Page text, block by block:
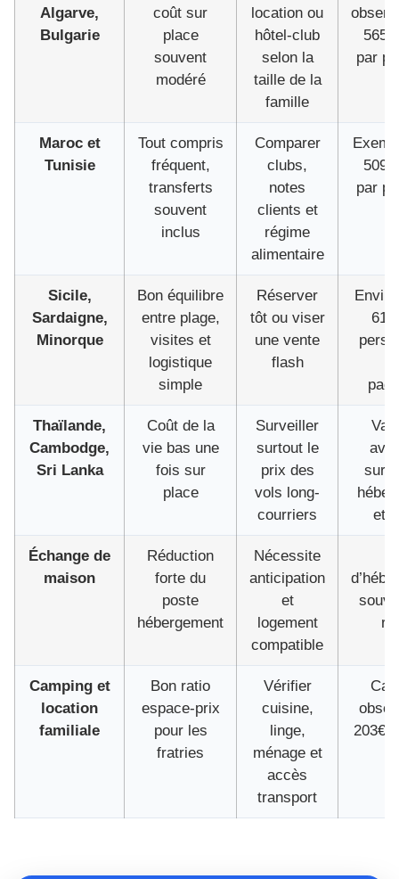
Algarve,
Bulgarie
coût sur
place
souvent
modéré
location ou
hôtel-club
selon la
taille de la
famille
565
par
Maroc et
Tunisie
Tout compris
fréquent,
transferts
souvent
inclus
Comparer
clubs,
notes
clients et
régime
alimentaire
509
par
Sicile,
Sardaigne,
Minorque
Bon équilibre
entre plage,
visites et
logistique
simple
Réserver
tôt ou viser
une vente
flash
Thaïlande,
Cambodge,
Sri Lanka
Coût de la
vie bas une
fois sur
place
Surveiller
surtout le
prix des
vols long-
courriers
et
Échange de
maison
Réduction
forte du
poste
hébergement
Nécessite
anticipation
et
logement
compatible
Camping et
location
familiale
Bon ratio
espace-prix
pour les
fratries
Vérifier
cuisine,
linge,
ménage et
accès
transport
203€